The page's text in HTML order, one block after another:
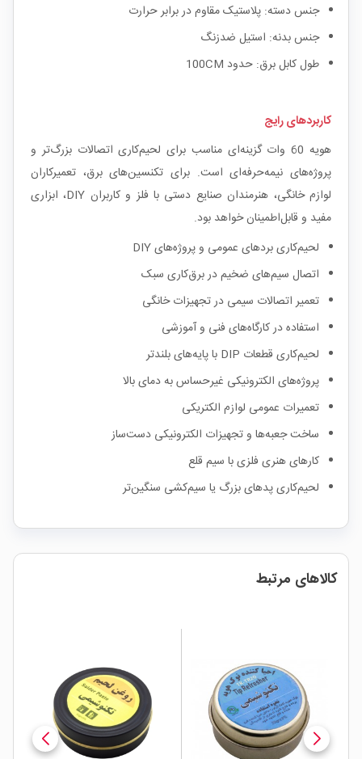
جنس دسته: پلاستیک مقاوم در برابر حرارت
جنس بدنه: استیل ضدزنگ
طول کابل برق: حدود 100CM
کاربردهای رایج
هویه 60 وات گزینه‌ای مناسب برای لحیم‌کاری اتصالات بزرگ‌تر و
پروژه‌های نیمه‌حرفه‌ای است. برای تکنسین‌های برق، تعمیرکاران
لوازم خانگی، هنرمندان صنایع دستی با فلز و کاربران DIY، ابزاری
مفید و قابل‌اطمینان خواهد بود.
لحیم‌کاری بردهای عمومی و پروژه‌های DIY
اتصال سیم‌های ضخیم در برق‌کاری سبک
تعمیر اتصالات سیمی در تجهیزات خانگی
استفاده در کارگاه‌های فنی و آموزشی
لحیم‌کاری قطعات DIP با پایه‌های بلندتر
پروژه‌های الکترونیکی غیرحساس به دمای بالا
تعمیرات عمومی لوازم الکتریکی
ساخت جعبه‌ها و تجهیزات الکترونیکی دست‌ساز
کارهای هنری فلزی با سیم قلع
لحیم‌کاری پدهای بزرگ یا سیم‌کشی سنگین‌تر
کالاهای مرتبط